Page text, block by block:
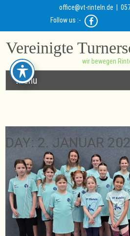
office@vt-rinteln.de |
Follow us :-
Vereinigte
wir bewegen
Menu
DAY: 2. JANUAR